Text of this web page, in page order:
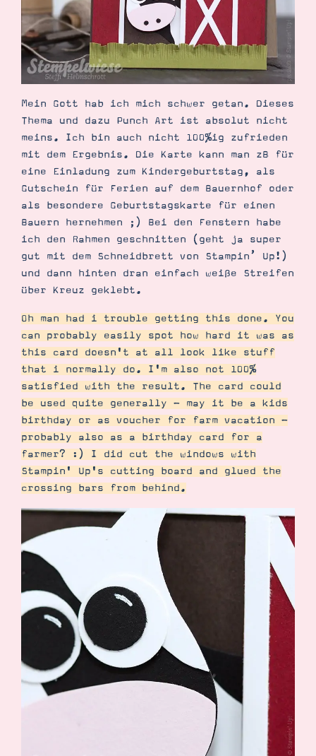
Mein Gott hab ich mich schwer getan. Dieses
Thema und dazu Punch Art ist absolut nicht
meins. Ich bin auch nicht 100%ig zufrieden
mit dem Ergebnis. Die Karte kann man zB für
eine Einladung zum Kindergeburtstag, als
Gutschein für Ferien auf dem Bauernhof oder
als besondere Geburtstagskarte für einen
Bauern hernehmen ;) Bei den Fenstern habe
ich den Rahmen geschnitten (geht ja super
gut mit dem Schneidbrett von Stampin’ Up!)
und dann hinten dran einfach weiße Streifen
über Kreuz geklebt.
Oh man had i trouble getting this done. You
can probably easily spot how hard it was as
this card doesn't at all look like stuff
that i normally do. I'm also not 100%
satisfied with the result. The card could
be used quite generally - may it be a kids
birthday or as voucher for farm vacation -
probably also as a birthday card for a
farmer? :) I did cut the windows with
Stampin' Up's cutting board and glued the
crossing bars from behind.